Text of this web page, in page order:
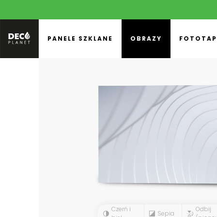
PANELE SZKLANE OBRAZY
Czerń i
Sepia
Odbij